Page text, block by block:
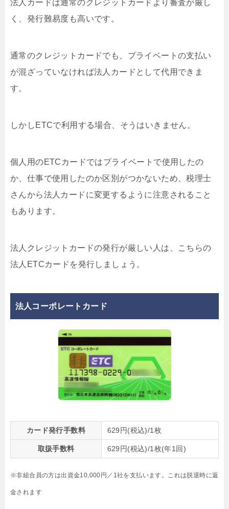
法人カードは通常のクレジットカードより審査が厳し
く、発行難易度も高いです。
通常のクレジットカードでも、プライベートの支払い
が混ざっていなければ法人カードとして代用できま
す。
しかしETCで利用する場合、そうはいきません。
個人用のETCカードではプライベートで使用したの
か、仕事で使用したのか区別がつかないため、税理士
さんから法人カードに変更するように注意されること
もあります。
法人クレジットカードの発行が厳しい人は、こちらの
法人ETCカードを発行しましょう。
法人コーポレートカード
カード発行手数料 629円(税込)/1枚
取扱手数料 629円(税込)/1枚(年1回)
※非組合員の方は出資金10,000円／1社を支払います。これは脱退時に返
金されます